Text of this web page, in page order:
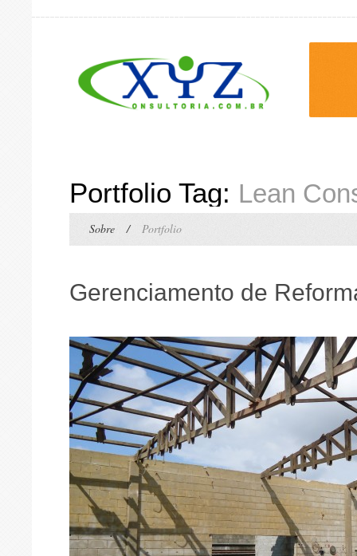
Portfolio Tag: Lean
Sobre / Portfolio
Gerenciamento de